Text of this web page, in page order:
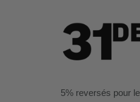
5% reversés pour